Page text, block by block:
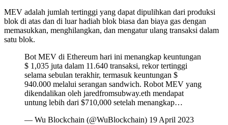
MEV adalah jumlah tertinggi yang dapat dipulihkan dari produksi
blok di atas dan di luar hadiah blok biasa dan biaya gas dengan
memasukkan, menghilangkan, dan mengatur ulang transaksi dalam
satu blok.
Bot MEV di Ethereum hari ini menangkap keuntungan
$ 1,035 juta dalam 11.640 transaksi, rekor tertinggi
selama sebulan terakhir, termasuk keuntungan $
940.000 melalui serangan sandwich. Robot MEV yang
dikendalikan oleh jaredfromsubway.eth mendapat
untung lebih dari $710,000 setelah menangkap…
— Wu Blockchain (@WuBlockchain) 19 April 2023